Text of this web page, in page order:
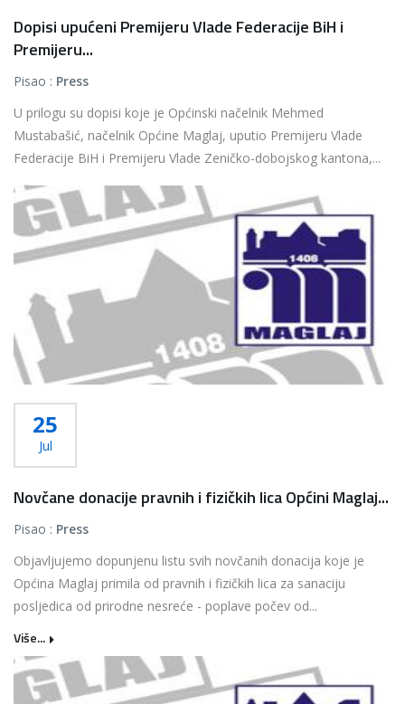
Dopisi upućeni Premijeru Vlade Federacije BiH i
Premijeru...
Pisao : Press
U prilogu su dopisi koje je Općinski načelnik Mehmed
Mustabašić, načelnik Općine Maglaj, uputio Premijeru Vlade
Federacije BiH i Premijeru Vlade Zeničko-dobojskog kantona,...
Više...
25
Jul
Novčane donacije pravnih i fizičkih lica Općini Maglaj...
Pisao : Press
Objavljujemo dopunjenu listu svih novčanih donacija koje je
Općina Maglaj primila od pravnih i fizičkih lica za sanaciju
posljedica od prirodne nesreće - poplave počev od...
Više...